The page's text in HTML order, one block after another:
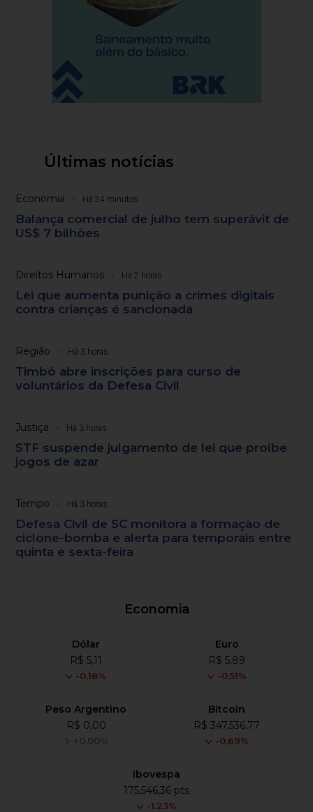
Últimas notícias
Economia Há 24 minutos
Balança comercial de julho tem superávit de
US$ 7 bilhões
Direitos Humanos Há 2 horas
Lei que aumenta punição a crimes digitais
contra crianças é sancionada
Região Há 3 horas
Timbó abre inscrições para curso de
voluntários da Defesa Civil
Justiça Há 3 horas
STF suspende julgamento de lei que proíbe
jogos de azar
Tempo Há 3 horas
Defesa Civil de SC monitora a formação de
ciclone-bomba e alerta para temporais entre
quinta e sexta-feira
Economia
Dólar
R$ 5,11
-0,18%
Euro
R$ 5,89
-0,51%
Peso Argentino
R$ 0,00
+0,00%
Bitcoin
R$ 347,536,77
-0,69%
Ibovespa
175,546,36 pts
-1.23%